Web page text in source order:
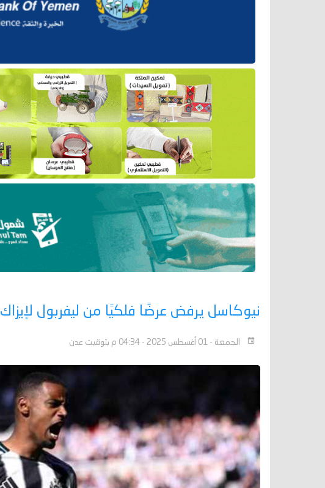
نيوكاسل يرفض عرضًا فلكيًا من ليفربول لإيزاك
الجمعة - 01 أغسطس 2025 - 04:34 م بتوقيت عدن